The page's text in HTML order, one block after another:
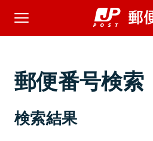
郵便番号検索
検索結果